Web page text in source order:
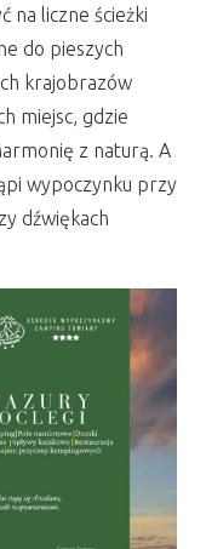
na liczne ścieżki
do pieszych
krajobrazów
miejsc, gdzie
z naturą. A
wypoczynku przy
dźwiękach